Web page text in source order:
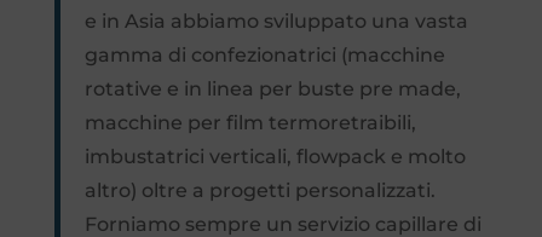
e in Asia abbiamo sviluppato una vasta
gamma di confezionatrici (macchine
rotative e in linea per buste pre made,
macchine per film termoretraibili,
imbustatrici verticali, flowpack e molto
altro) oltre a progetti personalizzati.
Forniamo sempre un servizio capillare di